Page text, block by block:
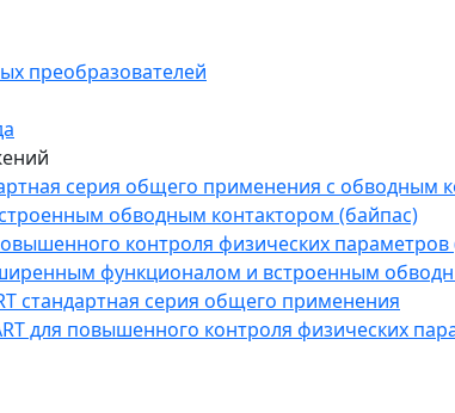
преобразователей
серия общего применения с обводным
обводным контактором (байпас)
контроля физических
функционалом и встроенным
стандартная серия общего применения
для повышенного контроля физических